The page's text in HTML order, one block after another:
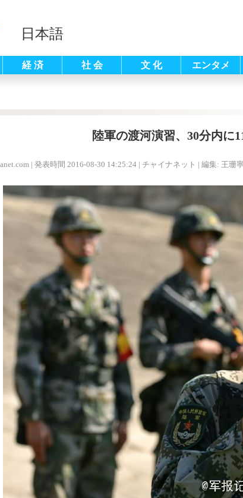
日本語
経 済 社 会 文 化 エンタメ
陸軍の渡河演習、30分内に
| 発表時間 2016-08-30 14:25:24 | チャイナネット | 編集: 王珊寧